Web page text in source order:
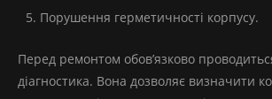
Порушення герметичності корпусу.
Перед ремонтом обов’язково
діагностика. Вона дозволяє визначити